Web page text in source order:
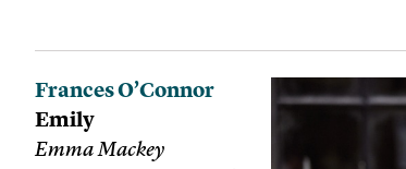
Frances O’Connor
Emily
Emma Mackey